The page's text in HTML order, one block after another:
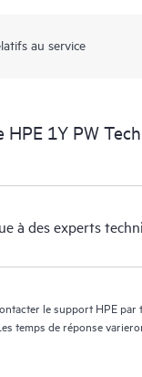
au service
1Y PW
à des experts
le support HPE
temps de réponse